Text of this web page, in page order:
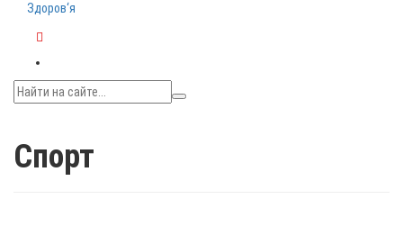
Здоров‘я
Спорт